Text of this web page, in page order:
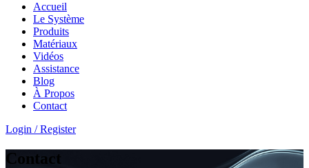
Accueil
Le Système
Produits
Matériaux
Vidéos
Assistance
Blog
À Propos
Contact
Login / Register
Contact